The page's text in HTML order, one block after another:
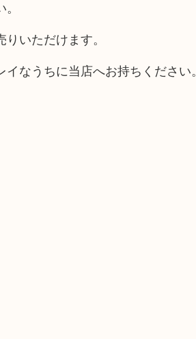
いただけます。
なうちに当店へお持ちください。